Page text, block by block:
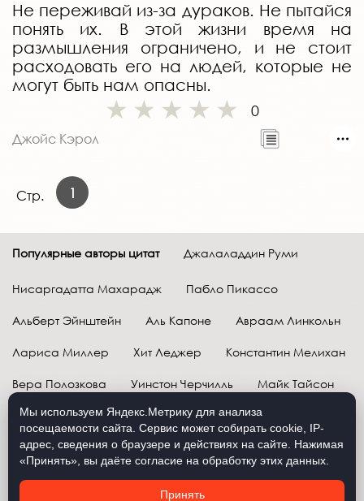
Не переживай из-за дураков. Не пытайся
понять их. В этой жизни время на
размышления ограничено, и не стоит
расходовать его на людей, которые не
могут быть нам опасны.
0
Джойс Кэрол
Стр. 1
Популярные авторы цитат Джалаладдин Руми
Нисаргадатта Махарадж Пабло Пикассо
Альберт Эйнштейн Аль Капоне Авраам Линкольн
Лариса Миллер Хит Леджер Константин Мелихан
Вера Полозкова Уинстон Черчилль Майк Тайсон
Марк Твен Расул Гамзатов Грег Плитт
Далай-лама XIV Уоррен Баффетт
Давид Самойлов Антон Чехов Жан-Поль Сартр
Мы используем Яндекс.Метрику для анализа
посещаемости сайта. Сервис может собирать cookie, IP-
адрес, сведения о браузере и действиях на сайте. Нажимая
«Принять», вы даёте согласие на обработку этих данных.
Принять